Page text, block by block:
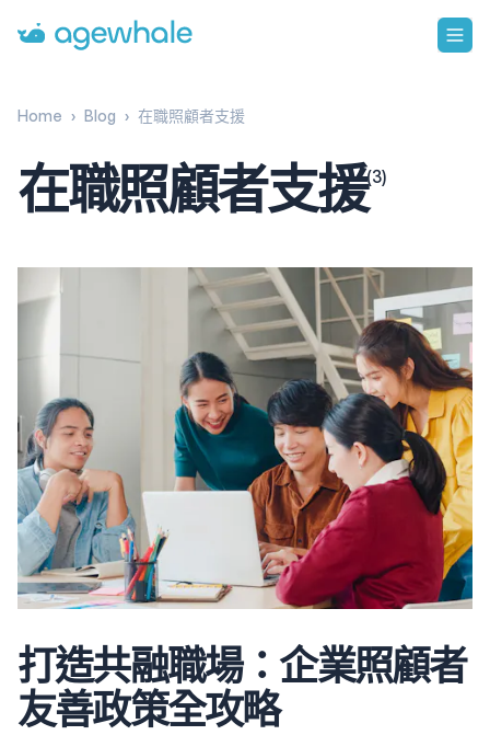
Go to homepage
Home › Blog › 在職照顧者支援
在職照顧者支援(3)
打造共融職場：企業照顧者
友善政策全攻略